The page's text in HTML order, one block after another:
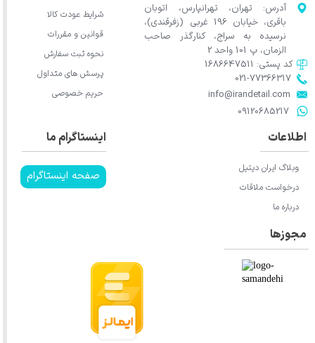
آدرس: تهران، تهرانپارس، اتوبان
باقری، خیابان 196 غربی (زفرقندی)،
نرسیده به سراج، کنارگذر صاحب
الزمان، پ 101 واحد 2
​​​​​​​info@irandetail.com
021-77366317​​​​​​​​​​​​​​​​​​​​​
​​​​​​​09120685217​​​​​​​
کد پستی: 1686647511
اینستاگرام ما
صفحه اینستاگرام
اطلاعات
وبلاگ ایران دیتیل
درخواست ملاقات
درباره ما
شرایط عودت کالا
قوانین و مقررات
نحوه ثبت سفارش
پرسش های متداول
حریم خصوصی
مجوزها